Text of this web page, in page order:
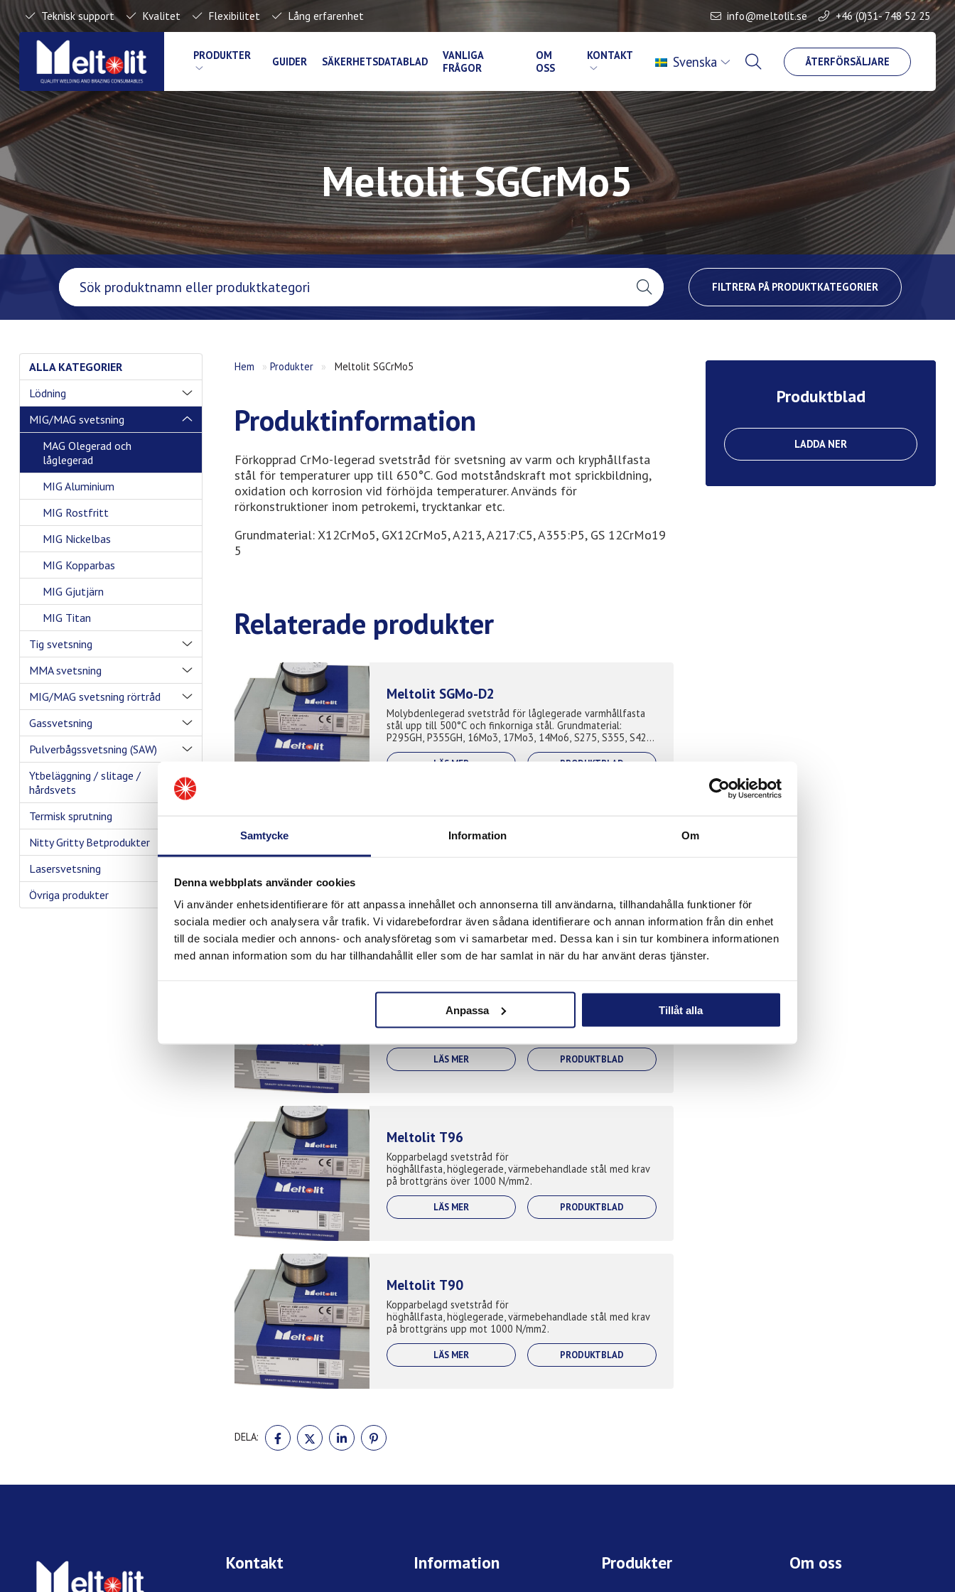
Samtycke Information Om
Denna webbplats använder cookies
Vi använder enhetsidentifierare för att anpassa innehållet och annonserna till användarna, tillhandahålla funktioner för
sociala medier och analysera vår trafik. Vi vidarebefordrar även sådana identifierare och annan information från din enhet
till de sociala medier och annons- och analysföretag som vi samarbetar med. Dessa kan i sin tur kombinera informationen
med annan information som du har tillhandahållit eller som de har samlat in när du har använt deras tjänster.
Anpassa Tillåt alla
Teknisk support Kvalitet Flexibilitet Lång erfarenhet info@meltolit.se +46 (0)31- 748 52 25
PRODUKTER GUIDER SÄKERHETSDATABLAD
VANLIGA
FRÅGOR
OM
OSS
KONTAKT ÅTERFÖRSÄLJARE
Svenska
Meltolit SGCrMo5
FILTRERA PÅ PRODUKTKATEGORIER
ALLA KATEGORIER
Lödning
MIG/MAG svetsning
MAG Olegerad och
låglegerad
MIG Aluminium
MIG Rostfritt
MIG Nickelbas
MIG Kopparbas
MIG Gjutjärn
MIG Titan
Tig svetsning
MMA svetsning
MIG/MAG svetsning rörtråd
Gassvetsning
Pulverbågssvetsning (SAW)
Ytbeläggning / slitage /
hårdsvets
Termisk sprutning
Nitty Gritty Betprodukter
Lasersvetsning
Övriga produkter
Hem »Produkter » Meltolit SGCrMo5
Produktinformation
Förkopprad CrMo-legerad svetstråd för svetsning av varm och kryphållfasta
stål för temperaturer upp till 650°C. God motståndskraft mot sprickbildning,
oxidation och korrosion vid förhöjda temperaturer. Används för
rörkonstruktioner inom petrokemi, trycktankar etc.
Grundmaterial: X12CrMo5, GX12CrMo5, A213, A217:C5, A355:P5, GS 12CrMo19
5
Relaterade produkter
Meltolit SGMo-D2
Molybdenlegerad svetstråd för låglegerade varmhållfasta
stål upp till 500°C och finkorniga stål. Grundmaterial:
P295GH, P355GH, 16Mo3, 17Mo3, 14Mo6, S275, S355, S420,
A210, A285, A335, A516, S27...
LÄS MER PRODUKTBLAD
Meltolit Ni30
industry where it finds ap...
LÄS MER PRODUKTBLAD
Meltolit T62
Ni-Cr-Mo legerad tillsats för finkorniga stål med hög
byggnadskonstruktioner, kranar, varv, räls och
traversapplikationer. Används för följande material: S...
LÄS MER PRODUKTBLAD
Meltolit T96
Kopparbelagd svetstråd för
höghållfasta, höglegerade, värmebehandlade stål med krav
på brottgräns över 1000 N/mm2.
LÄS MER PRODUKTBLAD
Meltolit T90
Kopparbelagd svetstråd för
höghållfasta, höglegerade, värmebehandlade stål med krav
på brottgräns upp mot 1000 N/mm2.
LÄS MER PRODUKTBLAD
DELA:
DELA
PÅ
DELA
PÅ
DELA
PÅ
PÅ
Produktblad
LADDA NER
Kontakt Information Produkter Om oss